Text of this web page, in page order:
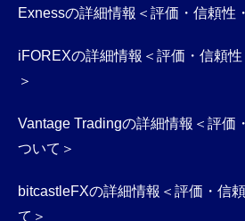
Exnessの詳細情報＜評価・信頼性
iFOREXの詳細情報＜評価・信頼
＞
Vantage Tradingの詳細情報＜評価
ついて＞
bitcastleFXの詳細情報＜評価・信
て＞